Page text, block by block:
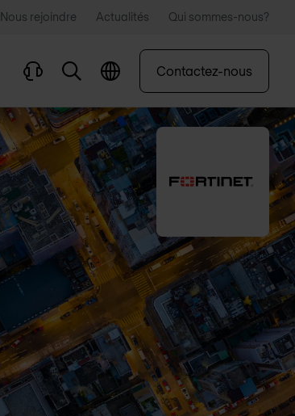
Nous rejoindre Actualités Qui sommes-nous?
Contactez-nous